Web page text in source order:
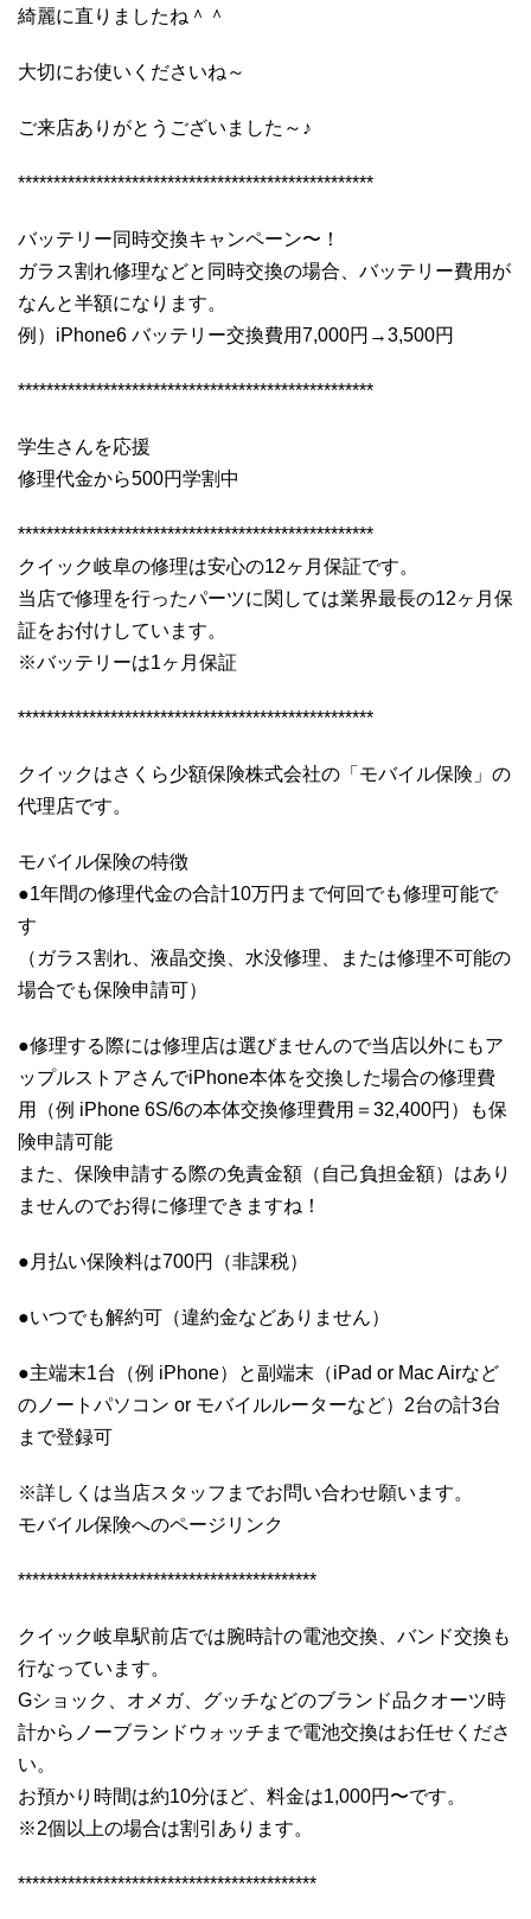
綺麗に直りましたね＾＾
大切にお使いくださいね～
ご来店ありがとうございました～♪
**************************************************
バッテリー同時交換キャンペーン〜！
ガラス割れ修理などと同時交換の場合、バッテリー費用が
なんと半額になります。
例）iPhone6 バッテリー交換費用7,000円→3,500円
**************************************************
学生さんを応援
修理代金から500円学割中
**************************************************
クイック岐阜の修理は安心の12ヶ月保証です。
当店で修理を行ったパーツに関しては業界最長の12ヶ月保
証をお付けしています。
※バッテリーは1ヶ月保証
**************************************************
クイックはさくら少額保険株式会社の「モバイル保険」の
代理店です。
モバイル保険の特徴
●1年間の修理代金の合計10万円まで何回でも修理可能で
す
（ガラス割れ、液晶交換、水没修理、または修理不可能の
場合でも保険申請可）
●修理する際には修理店は選びませんので当店以外にもア
ップルストアさんでiPhone本体を交換した場合の修理費
用（例 iPhone 6S/6の本体交換修理費用＝32,400円）も保
険申請可能
また、保険申請する際の免責金額（自己負担金額）はあり
ませんのでお得に修理できますね！
●月払い保険料は700円（非課税）
●いつでも解約可（違約金などありません）
●主端末1台（例 iPhone）と副端末（iPad or Mac Airなど
のノートパソコン or モバイルルーターなど）2台の計3台
まで登録可
※詳しくは当店スタッフまでお問い合わせ願います。
モバイル保険へのページリンク
******************************************
クイック岐阜駅前店では腕時計の電池交換、バンド交換も
行なっています。
Gショック、オメガ、グッチなどのブランド品クオーツ時
計からノーブランドウォッチまで電池交換はお任せくださ
い。
お預かり時間は約10分ほど、料金は1,000円〜です。
※2個以上の場合は割引あります。
******************************************